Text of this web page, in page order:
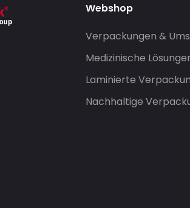
Webshop
Verpackungen &
Medizinische
Laminierte
Nachhaltige